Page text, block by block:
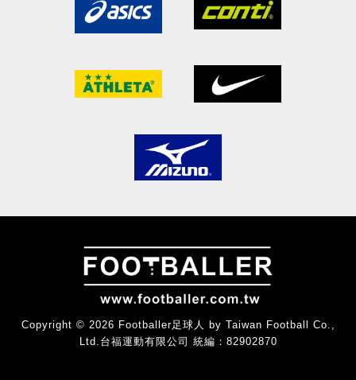
Copyright © 2026 Footballer足球人 by Taiwan Football Co.,
Ltd.台福運動有限公司 統編：82902870